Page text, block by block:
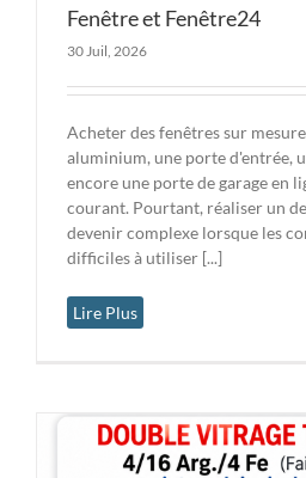
Fenêtre et Fenêtre24
30 Juil, 2026
Acheter des fenêtres sur
aluminium, une porte d'entrée,
encore une porte de garage en
courant. Pourtant, réaliser un
devenir complexe lorsque les
difficiles à utiliser [...]
Lire Plus